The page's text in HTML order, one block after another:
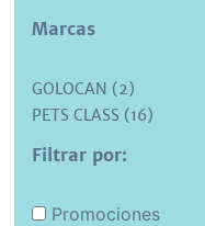
Marcas
GOLOCAN (2)
PETS CLASS (16)
Filtrar por:
Promociones